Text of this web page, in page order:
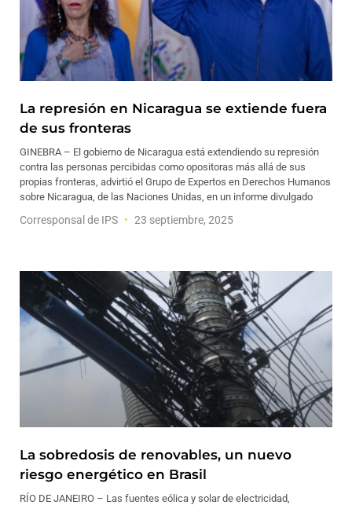
La represión en Nicaragua se extiende fuera
de sus fronteras
GINEBRA – El gobierno de Nicaragua está extendiendo su represión
contra las personas percibidas como opositoras más allá de sus
propias fronteras, advirtió el Grupo de Expertos en Derechos Humanos
sobre Nicaragua, de las Naciones Unidas, en un informe divulgado
Corresponsal de IPS 23 septiembre, 2025
La sobredosis de renovables, un nuevo
riesgo energético en Brasil
RÍO DE JANEIRO – Las fuentes eólica y solar de electricidad,